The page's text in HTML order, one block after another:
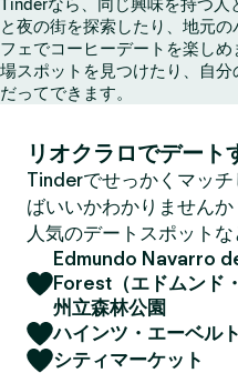
と夜の街を探索したり、地元
フェでコーヒーデートを楽し
場スポットを見つけたり、自
だってできます。
リオクラロでデート
Tinderでせっかくマッ
ばいいかわかりませんか
人気のデートスポットな
Edmundo Navarro
Forest（エドムンド
州立森林公園
ハインツ・エーベル
シティマーケット